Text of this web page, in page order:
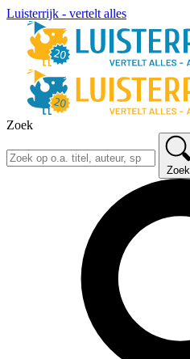
Luisterrijk - vertelt alles
Zoek
Zoek